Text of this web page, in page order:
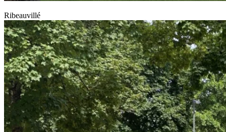
Ribeauvillé